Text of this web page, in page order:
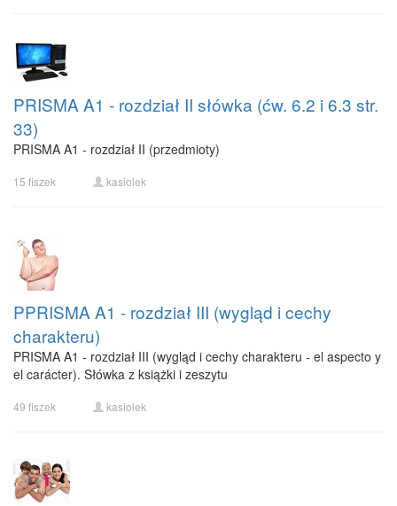
PRISMA A1 - rozdział II słówka (ćw. 6.2 i 6.3 str.
33)
PRISMA A1 - rozdział II (przedmioty)
15 fiszek kasiolek
PPRISMA A1 - rozdział III (wygląd i cechy
charakteru)
PRISMA A1 - rozdział III (wygląd i cechy charakteru - el aspecto y
el carácter). Słówka z książki i zeszytu
49 fiszek kasiolek